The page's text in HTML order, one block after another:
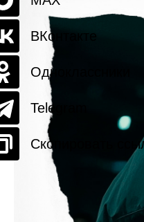
ВКонтакте
Одноклассники
Telegram
Скопировать